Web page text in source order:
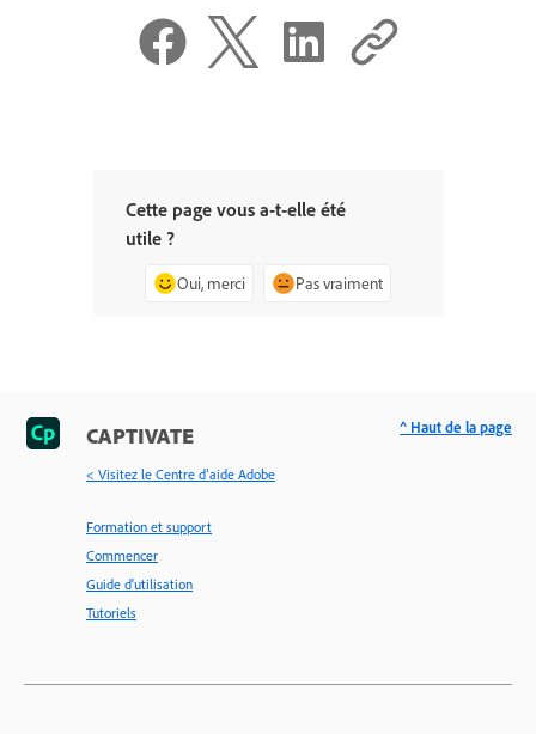
Cette page vous a-t-elle été
utile ?
Oui, merci Pas vraiment
CAPTIVATE
< Visitez le Centre d’aide Adobe
Formation et support
Commencer
Guide d'utilisation
Tutoriels
^ Haut de la page